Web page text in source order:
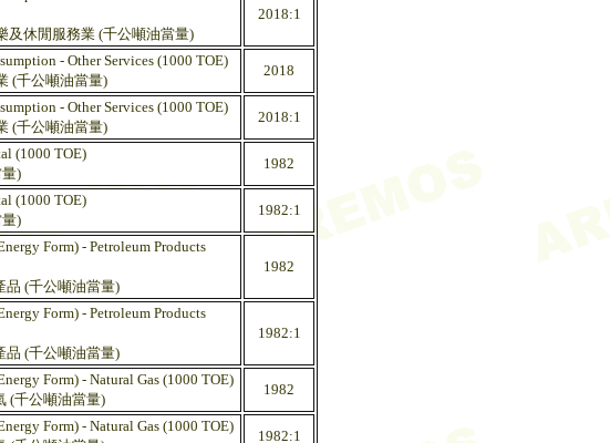
及休閒服務業 (千公噸油當量)
2018:1
- Other Services (1000 TOE)
(千公噸油當量)
2018
- Other Services (1000 TOE)
(千公噸油當量)
2018:1
(1000 TOE)
)
1982
(1000 TOE)
)
1982:1
Form) - Petroleum Products
品 (千公噸油當量)
1982
Form) - Petroleum Products
品 (千公噸油當量)
1982:1
Form) - Natural Gas (1000 TOE)
(千公噸油當量)
1982
Form) - Natural Gas (1000 TOE)
1982:1